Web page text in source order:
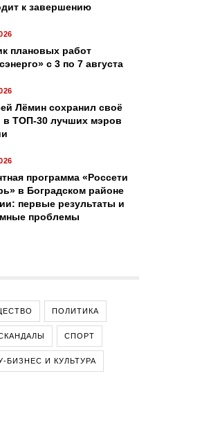
к завершению
плановых работ
с 3 по 7 августа
Лёмин сохранил своё
в ТОП-30 лучших мэров
программа «Россети
в Боградском районе
первые результаты и
проблемы
ПОЛИТИКА
СПОРТ
БИЗНЕС И КУЛЬТУРА